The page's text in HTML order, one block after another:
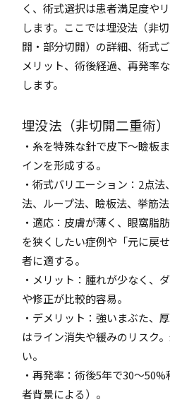
く、術式選択は患者満足度や
します。ここでは埋没法（非
開・部分切開）の詳細、術式
メリット、術後経過、再発率
します。
埋没法（非切開二重術）
・糸を特殊な針で皮下～瞼板
インを形成する。
・術式バリエーション：2点
法、ループ法、瞼板法、挙筋法
・適応：皮膚が薄く、眼窩脂
を狭くしたい症例や「元に戻
者に適する。
・メリット：腫れが少なく、
や修正が比較的容易。
・デメリット：強いまぶた、
はライン消失や緩みのリスク
い。
・再発率：術後5年で30～
者背景による）。